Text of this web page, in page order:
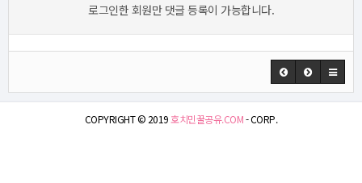
로그인한 회원만 댓글 등록이 가능합니다.
COPYRIGHT © 2019호치민꿀공유.COM- CORP.